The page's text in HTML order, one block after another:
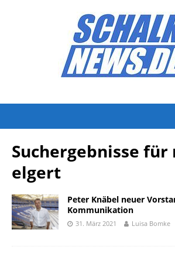
Suchergebnisse für
elgert
Peter Knäbel neuer
Kommunikation
31. März 2021 Luisa Bomke